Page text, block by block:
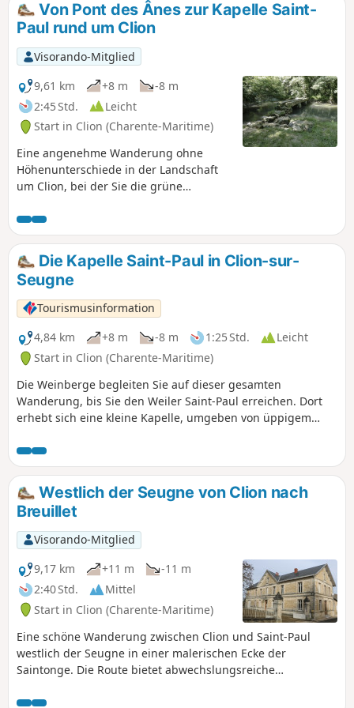
Von Pont des Ânes zur Kapelle Saint-
Paul rund um Clion
Visorando-Mitglied
9,61 km
+8 m
-8 m
2:45 Std.
Leicht
Start in Clion (Charente-Maritime)
Eine angenehme Wanderung ohne
Höhenunterschiede in der Landschaft
um Clion, bei der Sie die grüne
Kapelle Saint-Paul und die Fontaine
Saint-Fort entdecken und einen schönen
Blick auf die Schlösser von Lussac und
Clam genießen können.Diese Route
folgt zum Teil demGRP®® de Saintonge.
Die Kapelle Saint-Paul in Clion-sur-
Seugne
Tourismusinformation
4,84 km
+8 m -8 m 1:25 Std.
Leicht
Start in Clion (Charente-Maritime)
Die Weinberge begleiten Sie auf dieser gesamten
Wanderung, bis Sie den Weiler Saint-Paul erreichen. Dort
erhebt sich eine kleine Kapelle, umgeben von üppigem
liebevoll mit Blumen geschmückt sind. Dann geht es weiter
durch Weinberge und Felder entlang der Bahnlinie nach
Clion, wo ein Zwischenstopp im Pfarrhaus, das das
Handwerks- und Landmuseum von Clion beherbergt, ein
Muss ist.
Westlich der Seugne von Clion nach
Breuillet
Visorando-Mitglied
9,17 km
+11 m
-11 m
2:40 Std.
Mittel
Start in Clion (Charente-Maritime)
Eine schöne Wanderung zwischen Clion und Saint-Paul
westlich der Seugne in einer malerischen Ecke der
Saintonge. Die Route bietet abwechslungsreiche
kleinen Wäldern. Sie bietet auch die Gelegenheit, entlang